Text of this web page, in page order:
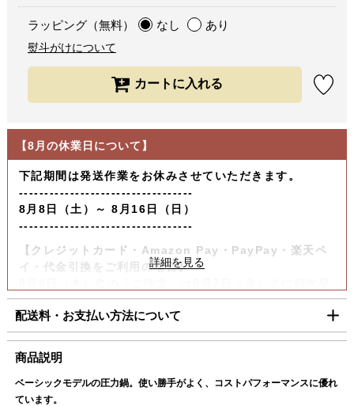
ラッピング（無料） なし あり
熨斗がけについて
【8月の休業日について】
下記期間は発送作業をお休みさせていただきます。
----------------------------------
8月8日（土）～ 8月16日（日）
----------------------------------
【クレジットカード・Amazon Pay・PayPay・楽天ペ
イ・代金引換をご利用の場合】
送いたします。
【コンビニ決済をご利用の場合】
8月6日（木）迄の『ご注文及びご入金確認分』は8月7日
（金）迄に順次発送いたします。
上記日時以降のご注文及びご入金確認分につきましては、8月
17日（月）以降の発送となります。
配送料・お支払い方法について
■配送料（税込）
北海道 1,100円
商品説明
ベーシックモデルの圧力鍋。使い勝手がよく、コストパフォーマンスに優れ
ています。